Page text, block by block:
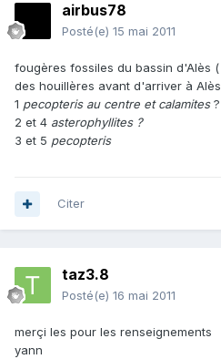
airbus78
Posté(e) 15 mai 2011
fougères fossiles du bassin d'Alès
des houillères avant d'arriver à
1 pecopteris au centre et calamites?
2 et 4 asterophyllites ?
3 et 5 pecopteris
Citer
taz3.8
Posté(e) 16 mai 2011
merçi les pour les renseignements
yann